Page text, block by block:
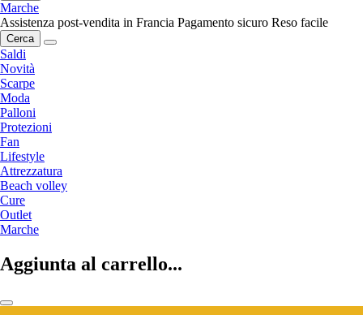
Marche
Assistenza post-vendita in Francia Pagamento sicuro Reso facile
Cerca
Saldi
Novità
Scarpe
Moda
Palloni
Protezioni
Fan
Lifestyle
Attrezzatura
Beach volley
Cure
Outlet
Marche
Aggiunta al carrello...